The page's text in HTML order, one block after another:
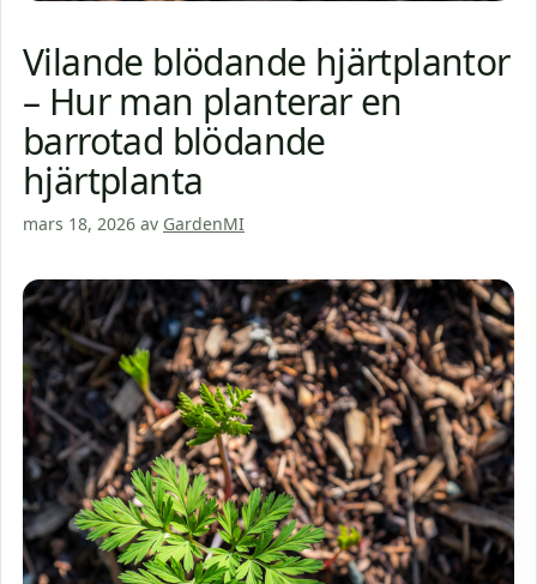
Vilande blödande hjärtplantor
– Hur man planterar en
barrotad blödande
hjärtplanta
mars 18, 2026 av GardenMI